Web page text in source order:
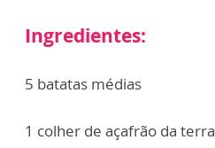
Ingredientes:
5 batatas médias
1 colher de açafrão da terra